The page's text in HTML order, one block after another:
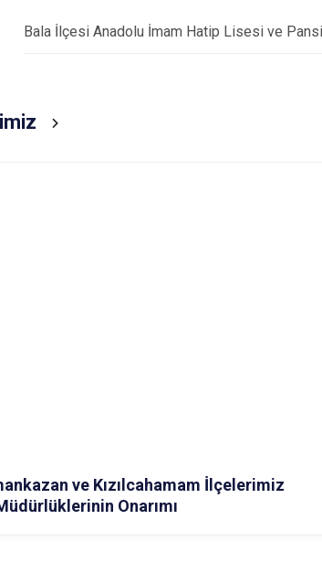
Bala İlçesi Anadolu İmam Hatip Lisesi ve
ve Kızılcahamam İlçelerimiz
Onarımı